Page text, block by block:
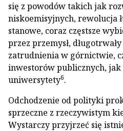
się z powodów takich jak
niskoemisyjnych, rewolucja
stanowe, coraz częstsze
przez przemysł,
zatrudnienia w górnictwie,
inwestorów publicznych,
uniwersytety6.
Odchodzenie od polityki
sprzeczne z rzeczywistym
Wystarczy przyjrzeć się